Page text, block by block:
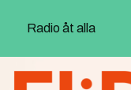
Radio åt alla